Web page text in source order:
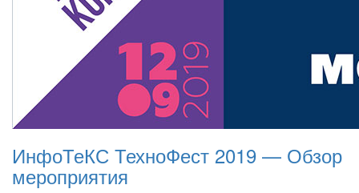
ИнфоТеКС ТехноФест 2019 — Обзор
мероприятия